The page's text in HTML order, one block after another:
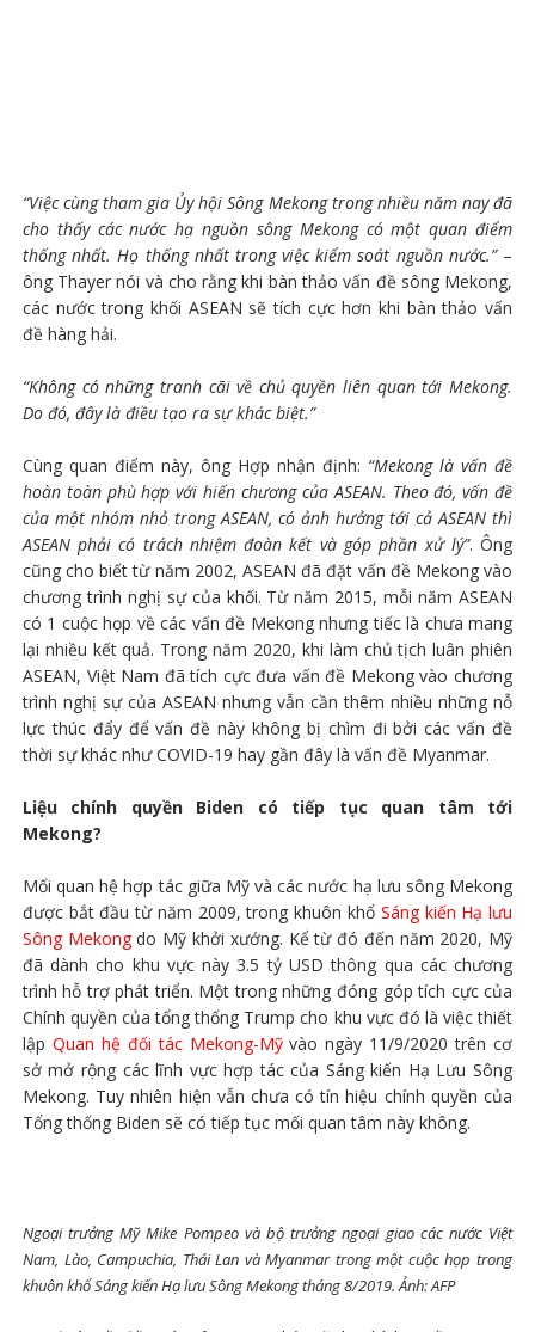
“Việc cùng tham gia Ủy hội Sông Mekong trong nhiều năm nay đã
cho thấy các nước hạ nguồn sông Mekong có một quan điểm
thống nhất. Họ thống nhất trong việc kiểm soát nguồn nước.”–
ông Thayer nói và cho rằng khi bàn thảo vấn đề sông Mekong,
các nước trong khối ASEAN sẽ tích cực hơn khi bàn thảo vấn
đề hàng hải.
“Không có những tranh cãi về chủ quyền liên quan tới Mekong.
Do đó, đây là điều tạo ra sự khác biệt.”
Cùng quan điểm này, ông Hợp nhận định: “Mekong là vấn đề
hoàn toàn phù hợp với hiến chương của ASEAN. Theo đó, vấn đề
của một nhóm nhỏ trong ASEAN, có ảnh hưởng tới cả ASEAN thì
ASEAN phải có trách nhiệm đoàn kết và góp phần xử lý”. Ông
cũng cho biết từ năm 2002, ASEAN đã đặt vấn đề Mekong vào
chương trình nghị sự của khối. Từ năm 2015, mỗi năm ASEAN
có 1 cuộc họp về các vấn đề Mekong nhưng tiếc là chưa mang
lại nhiều kết quả. Trong năm 2020, khi làm chủ tịch luân phiên
ASEAN, Việt Nam đã tích cực đưa vấn đề Mekong vào chương
trình nghị sự của ASEAN nhưng vẫn cần thêm nhiều những nỗ
lực thúc đẩy để vấn đề này không bị chìm đi bởi các vấn đề
thời sự khác như COVID-19 hay gần đây là vấn đề Myanmar.
Liệu chính quyền Biden có tiếp tục quan tâm tới
Mekong?
Mối quan hệ hợp tác giữa Mỹ và các nước hạ lưu sông Mekong
được bắt đầu từ năm 2009, trong khuôn khổ Sáng kiến Hạ lưu
Sông Mekongdo Mỹ khởi xướng. Kể từ đó đến năm 2020, Mỹ
đã dành cho khu vực này 3.5 tỷ USD thông qua các chương
trình hỗ trợ phát triển. Một trong những đóng góp tích cực của
Chính quyền của tổng thống Trump cho khu vực đó là việc thiết
lập Quan hệ đối tác Mekong-Mỹvào ngày 11/9/2020 trên cơ
sở mở rộng các lĩnh vực hợp tác của Sáng kiến Hạ Lưu Sông
Mekong. Tuy nhiên hiện vẫn chưa có tín hiệu chính quyền của
Tổng thống Biden sẽ có tiếp tục mối quan tâm này không.
Ngoại trưởng Mỹ Mike Pompeo và bộ trưởng ngoại giao các nước Việt
Nam, Lào, Campuchia, Thái Lan và Myanmar trong một cuộc họp trong
khuôn khổ Sáng kiến Hạ lưu Sông Mekong tháng 8/2019. Ảnh: AFP